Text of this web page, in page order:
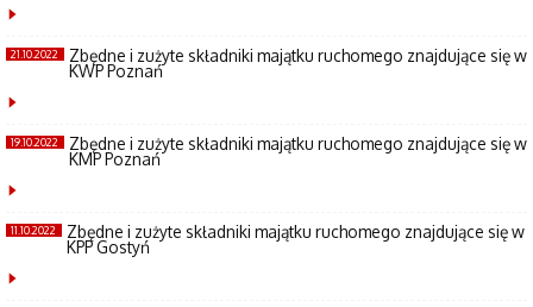
21.10.2022 Zbędne i zużyte składniki majątku ruchomego znajdujące się w
KWP Poznań
19.10.2022 Zbędne i zużyte składniki majątku ruchomego znajdujące się w
KMP Poznań
11.10.2022 Zbędne i zużyte składniki majątku ruchomego znajdujące się w
KPP Gostyń